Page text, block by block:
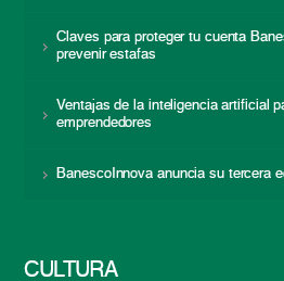
Claves para proteger tu cuenta
prevenir estafas
Ventajas de la inteligencia artificial
emprendedores
BanescoInnova anuncia su tercera
CULTURA